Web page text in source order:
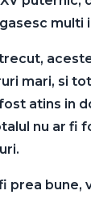
multi
mari, si
atins in
nu ar fi
prea bune,